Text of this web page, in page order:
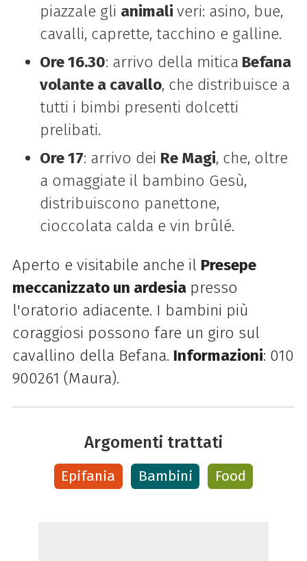
piazzale gli animali veri: asino, bue,
cavalli, caprette, tacchino e galline.
Ore 16.30: arrivo della mitica Befana
volante a cavallo, che distribuisce a
tutti i bimbi presenti dolcetti
prelibati.
Ore 17: arrivo dei Re Magi, che, oltre
a omaggiate il bambino Gesù,
distribuiscono panettone,
cioccolata calda e vin brûlé.
Aperto e visitabile anche il Presepe
meccanizzato un ardesia presso
l'oratorio adiacente. I bambini più
coraggiosi possono fare un giro sul
cavallino della Befana. Informazioni: 010
900261 (Maura).
Argomenti trattati
Epifania Bambini Food